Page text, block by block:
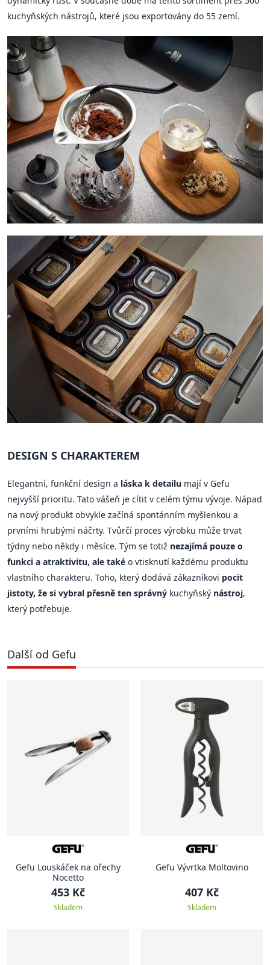
kuchyňských nástrojů, které jsou exportovány do 55 zemí.
DESIGN S CHARAKTEREM
Elegantní, funkční design a láska k detailu mají v Gefu
nejvyšší prioritu. Tato vášeň je cítit v celém týmu vývoje. Nápad
na nový produkt obvykle začíná spontánním myšlenkou a
prvními hrubými náčrty. Tvůrčí proces výrobku může trvat
týdny nebo někdy i měsíce. Tým se totiž nezajímá pouze o
funkci a atraktivitu, ale také o vtisknutí každému produktu
vlastního charakteru. Toho, který dodává zákazníkovi pocit
jistoty, že si vybral přesně ten správný kuchyňský nástroj,
který potřebuje.
Další od Gefu
Gefu Louskáček na ořechy
Nocetto
453 Kč
Skladem
Gefu Vývrtka Moltovino
407 Kč
Skladem